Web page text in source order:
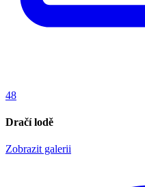
48
Dračí lodě
Zobrazit galerii